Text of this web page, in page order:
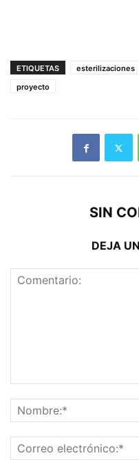
ETIQUETAS esterilizaciones
proyecto
SIN
DEJA